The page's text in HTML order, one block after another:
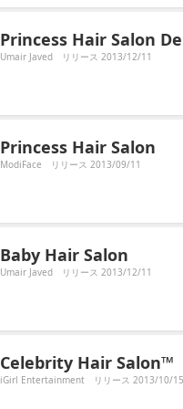
Princess Hair Salon
Umair Javed リリース 2013/12/11
Princess Hair Salon
ModiFace リリース 2013/09/11
Baby Hair Salon
Umair Javed リリース 2013/12/11
Celebrity Hair Salon™
iGirl Entertainment リリース 2013/10/15